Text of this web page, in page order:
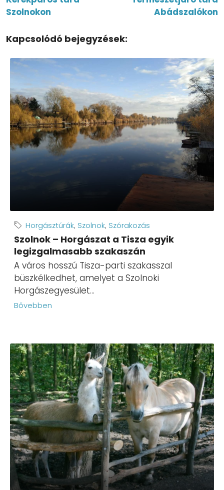
Szolnokon
Abádszalókon
Kapcsolódó bejegyzések:
Horgásztúrák, Szolnok, Szórakozás
Szolnok – Horgászat a Tisza egyik
legizgalmasabb szakaszán
A város hosszú Tisza-parti szakasszal
büszkélkedhet, amelyet a Szolnoki
Horgászegyesület...
Bővebben